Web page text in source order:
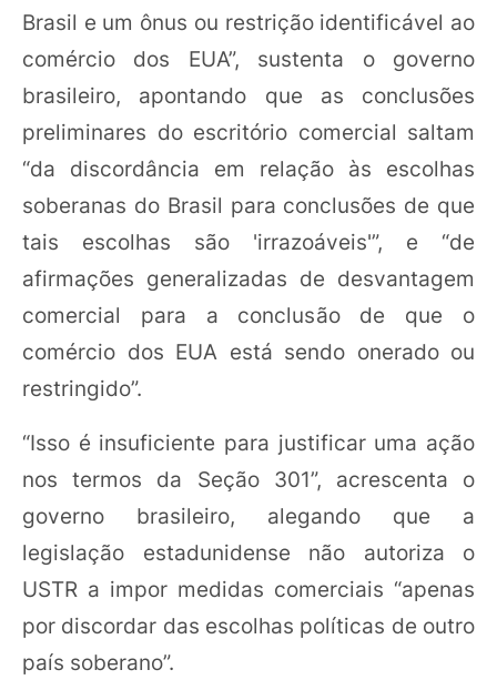
Brasil e um ônus ou restrição identificável ao
comércio dos EUA”, sustenta o governo
brasileiro, apontando que as conclusões
preliminares do escritório comercial saltam
“da discordância em relação às escolhas
soberanas do Brasil para conclusões de que
tais escolhas são 'irrazoáveis'”, e “de
afirmações generalizadas de desvantagem
comercial para a conclusão de que o
comércio dos EUA está sendo onerado ou
restringido”.
“Isso é insuficiente para justificar uma ação
nos termos da Seção 301”, acrescenta o
governo brasileiro, alegando que a
legislação estadunidense não autoriza o
USTR a impor medidas comerciais “apenas
por discordar das escolhas políticas de outro
país soberano”.